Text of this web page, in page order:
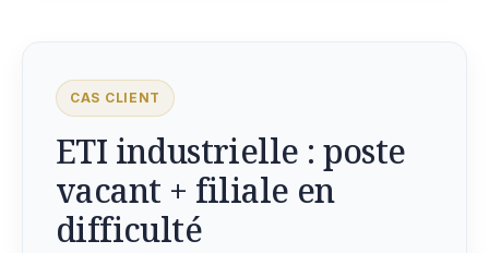
CAS CLIENT
ETI industrielle : poste
vacant + filiale en
difficulté